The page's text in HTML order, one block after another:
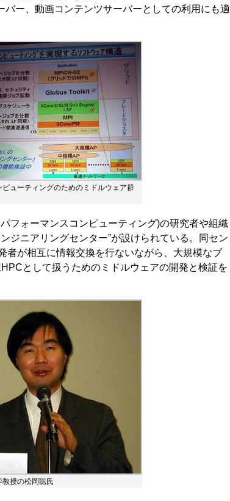
バー、動画コンテンツサーバーとしての利用にも適
ピューティングのためのミドルウェア群
フォーマンスコンピューティング)の研究者や組織
ジニアリングセンター”が設けられている。同セン
者が相互に情報交換を行ないながら、大規模なブ
として扱うためのミドルウェアの開発と検証を
授の松岡聡氏